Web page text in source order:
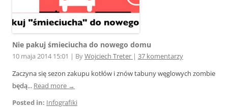
Nie pakuj śmieciucha do nowego domu
10 maja 2014 15:01 | ByWojciech Treter | 37 komentarzy
Zaczyna się sezon zakupu kotłów i znów tabuny węglowych zombie
będą... Read more →
Posted in: Infografiki